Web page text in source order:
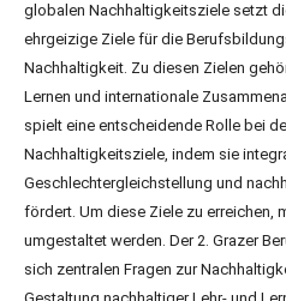
globalen Nachhaltigkeitsziele setzt
ehrgeizige Ziele für die
Nachhaltigkeit. Zu diesen Zielen
Lernen und internationale
spielt eine entscheidende Rolle bei
Nachhaltigkeitsziele, indem sie
Geschlechtergleichstellung und
fördert. Um diese Ziele zu erreichen,
umgestaltet werden. Der 2. Grazer
sich zentralen Fragen zur